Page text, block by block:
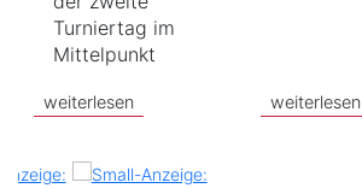
Turniertag im
Mittelpunkt
weiterlesen weiterlesen